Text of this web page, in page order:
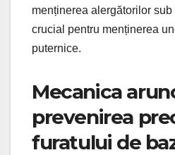
menținerea alergătorilor
crucial pentru menținerea
puternice.
Mecanica
prevenirea
furatului de